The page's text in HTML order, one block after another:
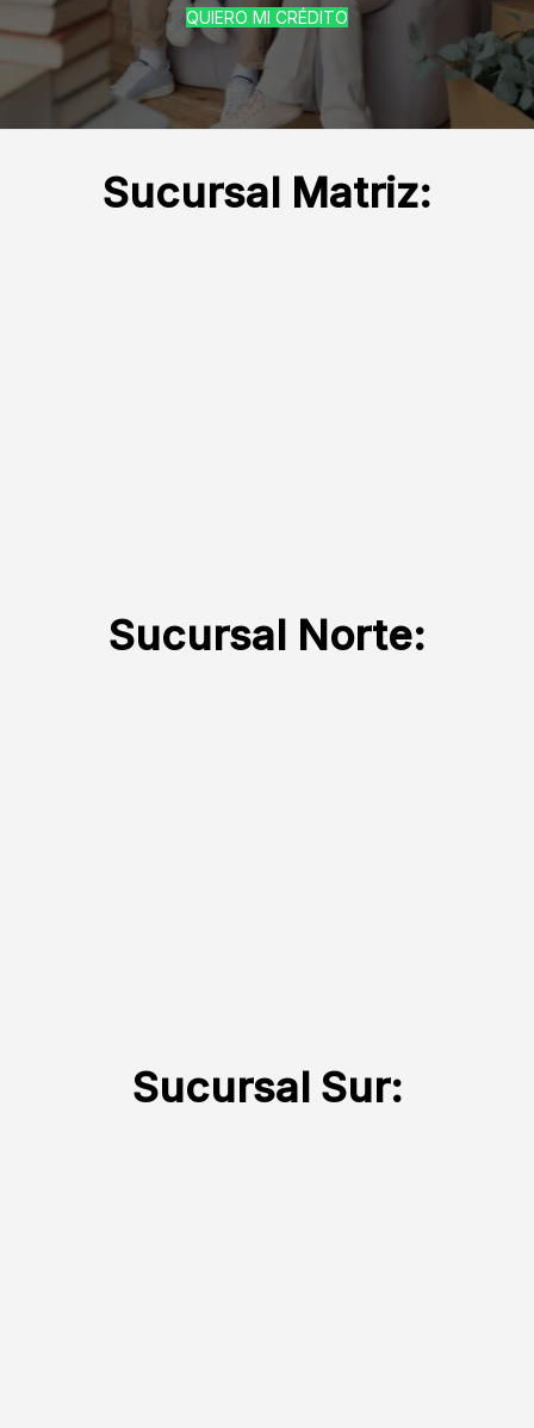
QUIERO MI CRÉDITO
Sucursal Matriz:
Sucursal Norte:
Sucursal Sur: